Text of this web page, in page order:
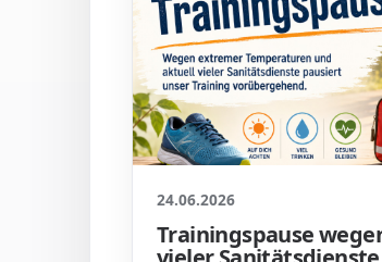
24.06.2026
Trainingspause